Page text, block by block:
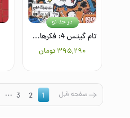
تام گیتس 4: فکرهای نبوغ‌آمیز (بیشترشان)
۳۹۵٬۲۹۰تومان
در حد نو
صفحه قبل 1
2
3
...